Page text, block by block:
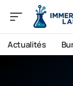
Actualités